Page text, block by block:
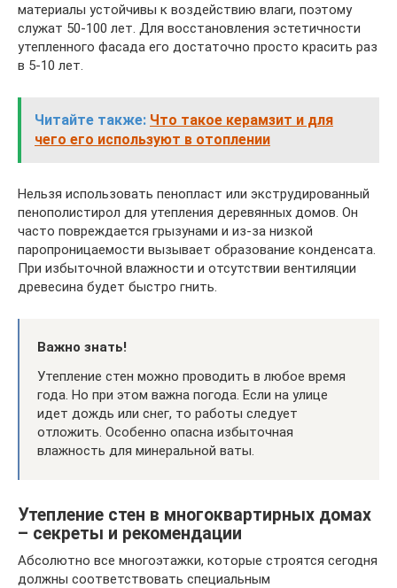
материалы устойчивы к воздействию влаги, поэтому
служат 50-100 лет. Для восстановления эстетичности
утепленного фасада его достаточно просто красить раз
в 5-10 лет.
Читайте также: Что такое керамзит и для
чего его используют в отоплении
Нельзя использовать пенопласт или экструдированный
пенополистирол для утепления деревянных домов. Он
часто повреждается грызунами и из-за низкой
паропроницаемости вызывает образование конденсата.
При избыточной влажности и отсутствии вентиляции
древесина будет быстро гнить.
Важно знать!
Утепление стен можно проводить в любое время
года. Но при этом важна погода. Если на улице
идет дождь или снег, то работы следует
отложить. Особенно опасна избыточная
влажность для минеральной ваты.
Утепление стен в многоквартирных домах
– секреты и рекомендации
Абсолютно все многоэтажки, которые строятся сегодня
должны соответствовать специальным